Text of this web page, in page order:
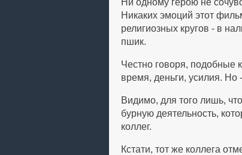
Никаких эмоций этот
религиозных кругов - в
пшик.
Честно говоря, подобные
время, деньги, усилия. Но
Видимо, для того лишь,
бурную деятельность,
коллег.
Кстати, тот же коллега